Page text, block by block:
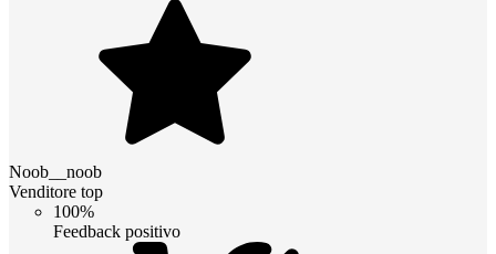
Noob__noob
Venditore top
100%
Feedback positivo